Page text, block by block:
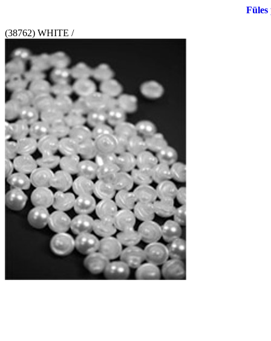
Füles
(38762) WHITE /